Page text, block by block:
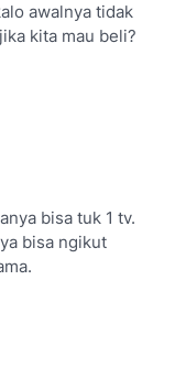
awalnya tidak
kita mau beli?
bisa tuk 1 tv.
bisa ngikut